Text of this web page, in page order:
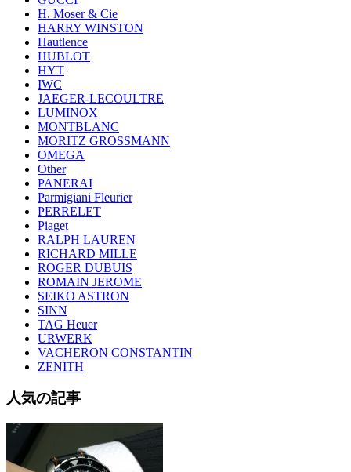
H. Moser & Cie
HARRY WINSTON
Hautlence
HUBLOT
HYT
IWC
JAEGER-LECOULTRE
LUMINOX
MONTBLANC
MORITZ GROSSMANN
OMEGA
Other
PANERAI
Parmigiani Fleurier
PERRELET
Piaget
RALPH LAUREN
RICHARD MILLE
ROGER DUBUIS
ROMAIN JEROME
SEIKO ASTRON
SINN
TAG Heuer
URWERK
VACHERON CONSTANTIN
ZENITH
人気の記事